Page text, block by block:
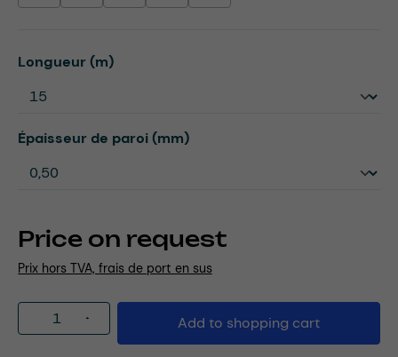
Price on request
Prix hors TVA, frais de port en sus
Select
Longueur (m)
Select
Épaisseur de paroi (mm)
Product Quantity: Enter the desired
Add to shopping cart